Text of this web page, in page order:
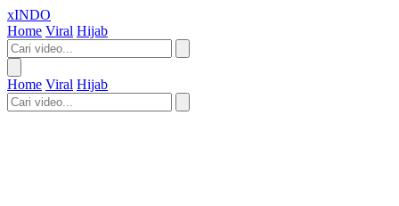
xINDO
Home Viral Hijab
Home Viral Hijab